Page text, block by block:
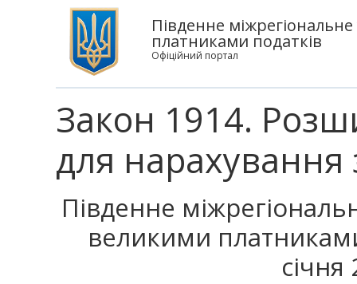
Південне
платниками податків
Офіційний портал
Закон 1914.
для нарахування
Південне
великими